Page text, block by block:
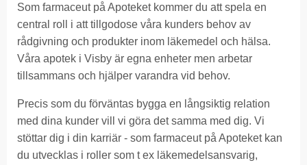
Som farmaceut på Apoteket kommer du att spela en
central roll i att tillgodose våra kunders behov av
rådgivning och produkter inom läkemedel och hälsa.
Våra apotek i Visby är egna enheter men arbetar
tillsammans och hjälper varandra vid behov.
Precis som du förväntas bygga en långsiktig relation
med dina kunder vill vi göra det samma med dig. Vi
stöttar dig i din karriär - som farmaceut på Apoteket kan
du utvecklas i roller som t ex läkemedelsansvarig,